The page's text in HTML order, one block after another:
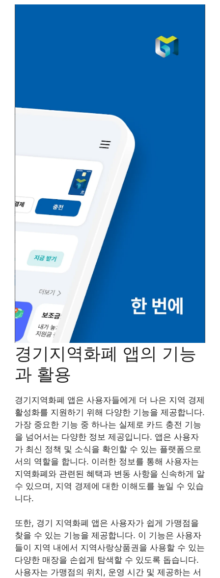
경기지역화폐 앱의 기능
과 활용
경기지역화폐 앱은 사용자들에게 더 나은 지역 경제
활성화를 지원하기 위해 다양한 기능을 제공합니다.
가장 중요한 기능 중 하나는 실제로 카드 충전 기능
을 넘어서는 다양한 정보 제공입니다. 앱은 사용자
가 최신 정책 및 소식을 확인할 수 있는 플랫폼으로
서의 역할을 합니다. 이러한 정보를 통해 사용자는
지역화폐와 관련된 혜택과 변동 사항을 신속하게 알
수 있으며, 지역 경제에 대한 이해도를 높일 수 있습
니다.
또한, 경기 지역화폐 앱은 사용자가 쉽게 가맹점을
찾을 수 있는 기능을 제공합니다. 이 기능은 사용자
들이 지역 내에서 지역사랑상품권을 사용할 수 있는
다양한 매장을 손쉽게 탐색할 수 있도록 돕습니다.
사용자는 가맹점의 위치, 운영 시간 및 제공하는 서